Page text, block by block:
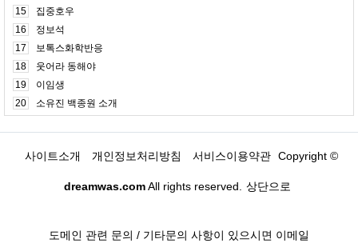
15
집중호우
16
정보석
17
보톡스화학반응
18
웃어라 동해야
19
이임생
20
소유진 백종원 소개
사이트소개 개인정보처리방침 서비스이용약관 Copyright ©
dreamwas.comAll rights reserved. 상단으로
도메인 관련 문의 / 기타문의 사항이 있으시면 이메일